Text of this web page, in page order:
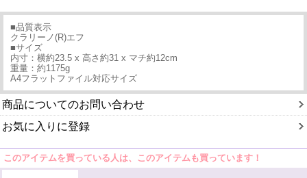
■品質表示
クラリーノ(R)エフ
■サイズ
内寸：横約23.5 x 高さ約31 x マチ約12cm
重量：約1175g
A4フラットファイル対応サイズ
商品についてのお問い合わせ
お気に入りに登録
このアイテムを買っている人は、このアイテムも買っています！